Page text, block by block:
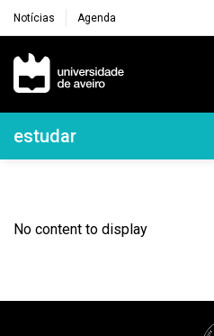
Notícias Agenda
Navegação
Navegação Lateral
estudar
No content to display